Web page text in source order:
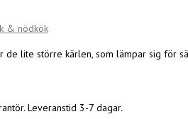
& nödkök
de lite större kärlen, som lämpar sig för
Leveranstid 3-7 dagar.